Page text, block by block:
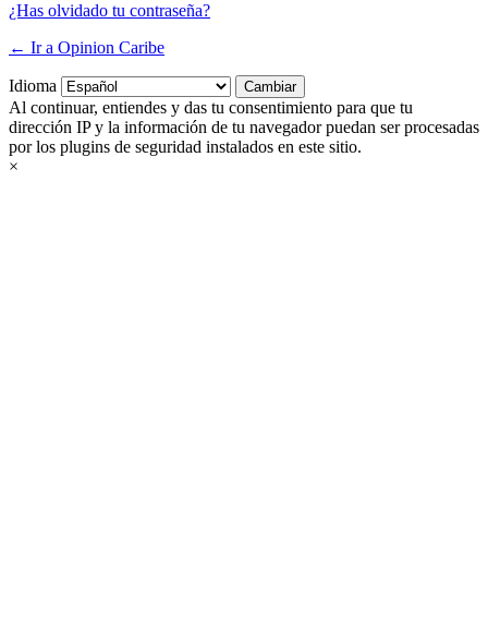
¿Has olvidado tu contraseña?
← Ir a Opinion Caribe
Idioma
Al continuar, entiendes y das tu consentimiento para que tu
dirección IP y la información de tu navegador puedan ser procesadas
por los plugins de seguridad instalados en este sitio.
×